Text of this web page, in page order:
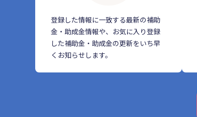
登録した情報に一致する最新の補助
金・助成金情報や、お気に入り登録
した補助金・助成金の更新をいち早
くお知らせします。